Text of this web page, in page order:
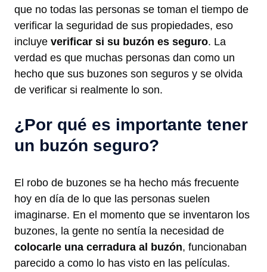
que no todas las personas se toman el tiempo de
verificar la seguridad de sus propiedades, eso
incluye verificar si su buzón es seguro. La
verdad es que muchas personas dan como un
hecho que sus buzones son seguros y se olvida
de verificar si realmente lo son.
¿Por qué es importante tener
un buzón seguro?
El robo de buzones se ha hecho más frecuente
hoy en día de lo que las personas suelen
imaginarse. En el momento que se inventaron los
buzones, la gente no sentía la necesidad de
colocarle una cerradura al buzón, funcionaban
parecido a como lo has visto en las películas.